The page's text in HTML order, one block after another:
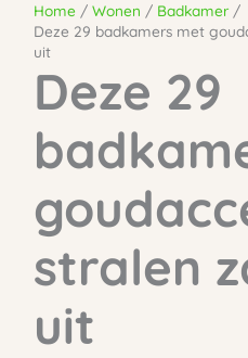
Home Wonen
Badkamer
Deze 29 badkamers met
uit
Deze 29
stralen
uit